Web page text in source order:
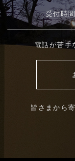
受付時
電話が苦手
皆さまから